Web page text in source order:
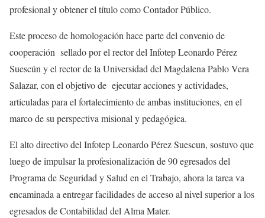
profesional y obtener el título como Contador Público.
Este proceso de homologación hace parte del convenio de
cooperación sellado por el rector del Infotep Leonardo Pérez
Suescún y el rector de la Universidad del Magdalena Pablo Vera
Salazar, con el objetivo de ejecutar acciones y actividades,
articuladas para el fortalecimiento de ambas instituciones, en el
marco de su perspectiva misional y pedagógica.
El alto directivo del Infotep Leonardo Pérez Suescun, sostuvo que
luego de impulsar la profesionalización de 90 egresados del
Programa de Seguridad y Salud en el Trabajo, ahora la tarea va
encaminada a entregar facilidades de acceso al nivel superior a los
egresados de Contabilidad del Alma Mater.